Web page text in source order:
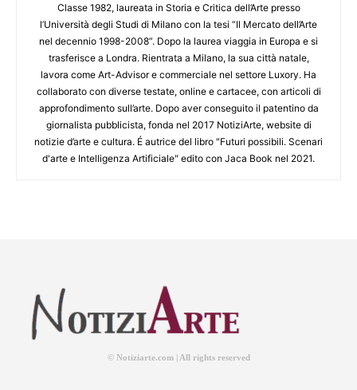
Classe 1982, laureata in Storia e Critica dell’Arte presso
l’Università degli Studi di Milano con la tesi “Il Mercato dell’Arte
nel decennio 1998-2008”. Dopo la laurea viaggia in Europa e si
trasferisce a Londra. Rientrata a Milano, la sua città natale,
lavora come Art-Advisor e commerciale nel settore Luxory. Ha
collaborato con diverse testate, online e cartacee, con articoli di
approfondimento sull’arte. Dopo aver conseguito il patentino da
giornalista pubblicista, fonda nel 2017 NotiziArte, website di
notizie d’arte e cultura. É autrice del libro "Futuri possibili. Scenari
d'arte e Intelligenza Artificiale" edito con Jaca Book nel 2021.
© Notiziarte.com | All rights reserved